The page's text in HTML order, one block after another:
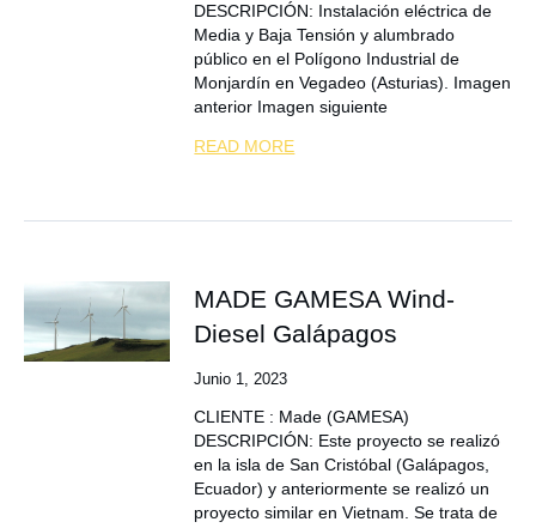
DESCRIPCIÓN: Instalación eléctrica de
Media y Baja Tensión y alumbrado
público en el Polígono Industrial de
Monjardín en Vegadeo (Asturias). Imagen
anterior Imagen siguiente
READ MORE
MADE GAMESA Wind-
Diesel Galápagos
Junio 1, 2023
CLIENTE : Made (GAMESA)
DESCRIPCIÓN: Este proyecto se realizó
en la isla de San Cristóbal (Galápagos,
Ecuador) y anteriormente se realizó un
proyecto similar en Vietnam. Se trata de